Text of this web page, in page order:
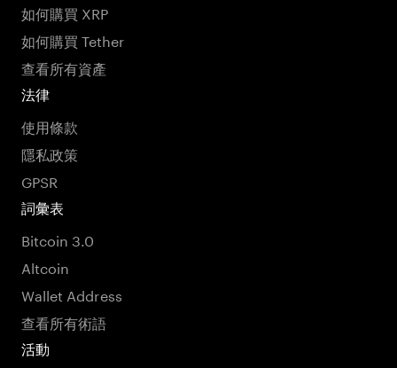
如何購買 XRP
如何購買 Tether
查看所有資產
法律
使用條款
隱私政策
GPSR
詞彙表
Bitcoin 3.0
Altcoin
Wallet Address
查看所有術語
活動